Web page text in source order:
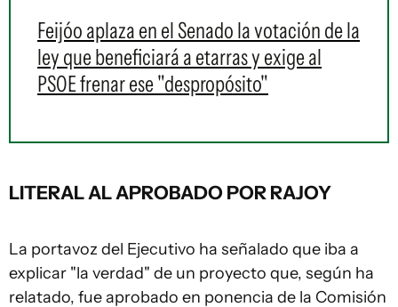
Feijóo aplaza en el Senado la votación de la
ley que beneficiará a etarras y exige al
PSOE frenar ese "despropósito"
LITERAL AL APROBADO POR RAJOY
La portavoz del Ejecutivo ha señalado que iba a
explicar "la verdad" de un proyecto que, según ha
relatado, fue aprobado en ponencia de la Comisión